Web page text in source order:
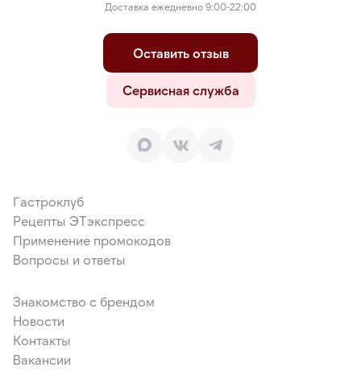
Доставка ежедневно 9:00-22:00
Оставить отзыв
Сервисная служба
Гастроклуб
Рецепты ЭТэкспресс
Применение промокодов
Вопросы и ответы
Знакомство с брендом
Новости
Контакты
Вакансии